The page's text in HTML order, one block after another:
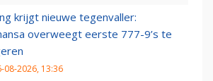
krijgt nieuwe tegenvaller:
overweegt eerste 777-9’s te
08-2026, 13:36